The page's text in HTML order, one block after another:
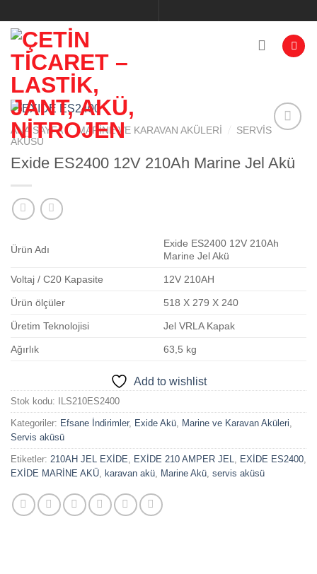
atla
Add to
ANA SAYFA / MARINE VE KARAVAN AKÜLERI
SERVIS
AKÜSÜ
Exide ES2400 12V 210Ah Marine Jel Akü
Ürün Adı
Exide ES2400 12V 210Ah
Marine Jel Akü
Voltaj / C20 Kapasite 12V 210AH
Ürün ölçüler 518 X 279 X 240
Üretim Teknolojisi Jel VRLA Kapak
Ağırlık 63,5 kg
Add to wishlist
Stok kodu: ILS210ES2400
Kategoriler: Efsane İndirimler, Exide Akü Marine ve Karavan Aküleri
Servis aküsü
Etiketler: 210AH JEL EXİDE EXİDE 210 AMPER JEL EXİDE ES2400
EXİDE MARİNE AKÜ karavan akü Marine Akü servis aküsü